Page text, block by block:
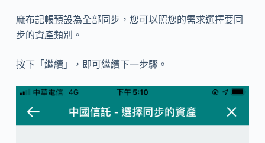
麻布記帳預設為全部同步，您可以照您的需求選擇要同
步的資產類別。
按下「繼續」，即可繼續下一步驟。